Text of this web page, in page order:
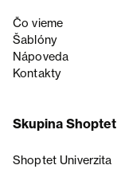
Čo vieme
Šablóny
Nápoveda
Kontakty
Skupina Shoptet
Shoptet Univerzita